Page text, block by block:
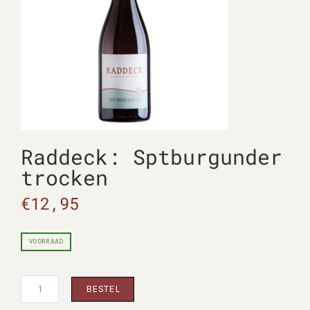
Raddeck: Sptburgunder
trocken
€12,95
VOORRAAD
Raddeck:
Sptburgunder
Trocken
BESTEL